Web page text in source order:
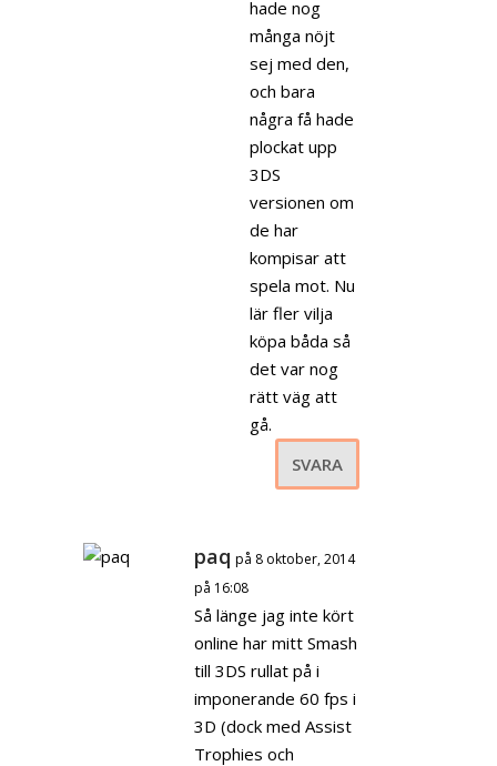
hade nog
många nöjt
sej med den,
och bara
några få hade
plockat upp
3DS
versionen om
de har
kompisar att
spela mot. Nu
lär fler vilja
köpa båda så
det var nog
rätt väg att
gå.
SVARA
paq på 8 oktober, 2014
på 16:08
Så länge jag inte kört
online har mitt Smash
till 3DS rullat på i
imponerande 60 fps i
3D (dock med Assist
Trophies och